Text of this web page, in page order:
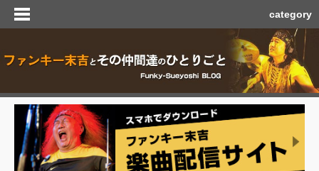
category